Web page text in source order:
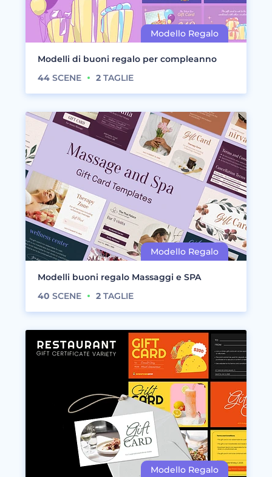
Modelli di buoni regalo per compleanno
44 SCENE 2 TAGLIE
Modelli buoni regalo Massaggi e SPA
40 SCENE 2 TAGLIE